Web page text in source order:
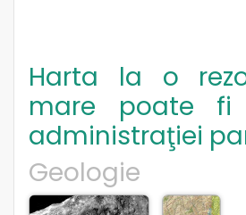
Harta la o
mare poate fi
administraţiei
Geologie